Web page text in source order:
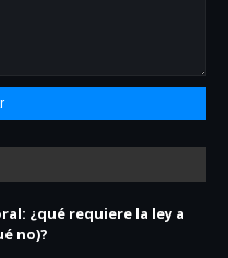
¿qué requiere la ley a
no)?